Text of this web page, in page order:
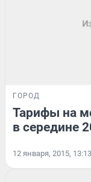
ГОРОД
Тарифы на
в середине
12 января, 2015, 13:13